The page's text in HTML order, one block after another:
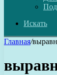
Искать
Главная/